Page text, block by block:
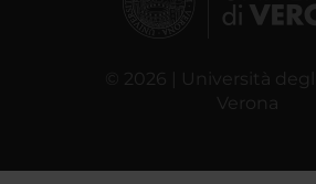
© 2026 | Università
Verona